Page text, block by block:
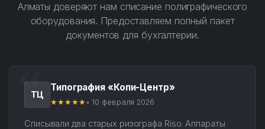
Алматы доверяют нам списание полиграфического
оборудования. Предоставляем полный пакет
документов для бухгалтерии.
ТЦ
Типография «Копи-Центр»
★★★★★ • 10 февраля 2026
Списывали два старых ризографа Riso. Аппараты